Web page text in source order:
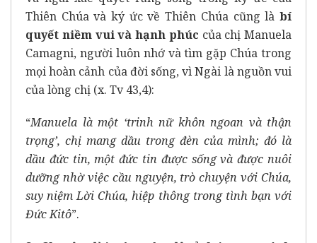
Thiên Chúa và ký ức về Thiên Chúa cũng là bí
quyết niềm vui và hạnh phúc của chị Manuela
Camagni, người luôn nhớ và tìm gặp Chúa trong
mọi hoàn cảnh của đời sống, vì Ngài là nguồn vui
của lòng chị (x. Tv 43,4):
“Manuela là một ‘trinh nữ khôn ngoan và thận
trọng’, chị mang dầu trong đèn của mình; đó là
dầu đức tin, một đức tin được sống và được nuôi
dưỡng nhờ việc cầu nguyện, trò chuyện với Chúa,
suy niệm Lời Chúa, hiệp thông trong tình bạn với
Đức Kitô”.